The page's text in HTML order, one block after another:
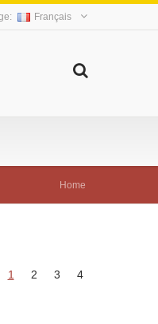
Français
Home
1 2 3 4